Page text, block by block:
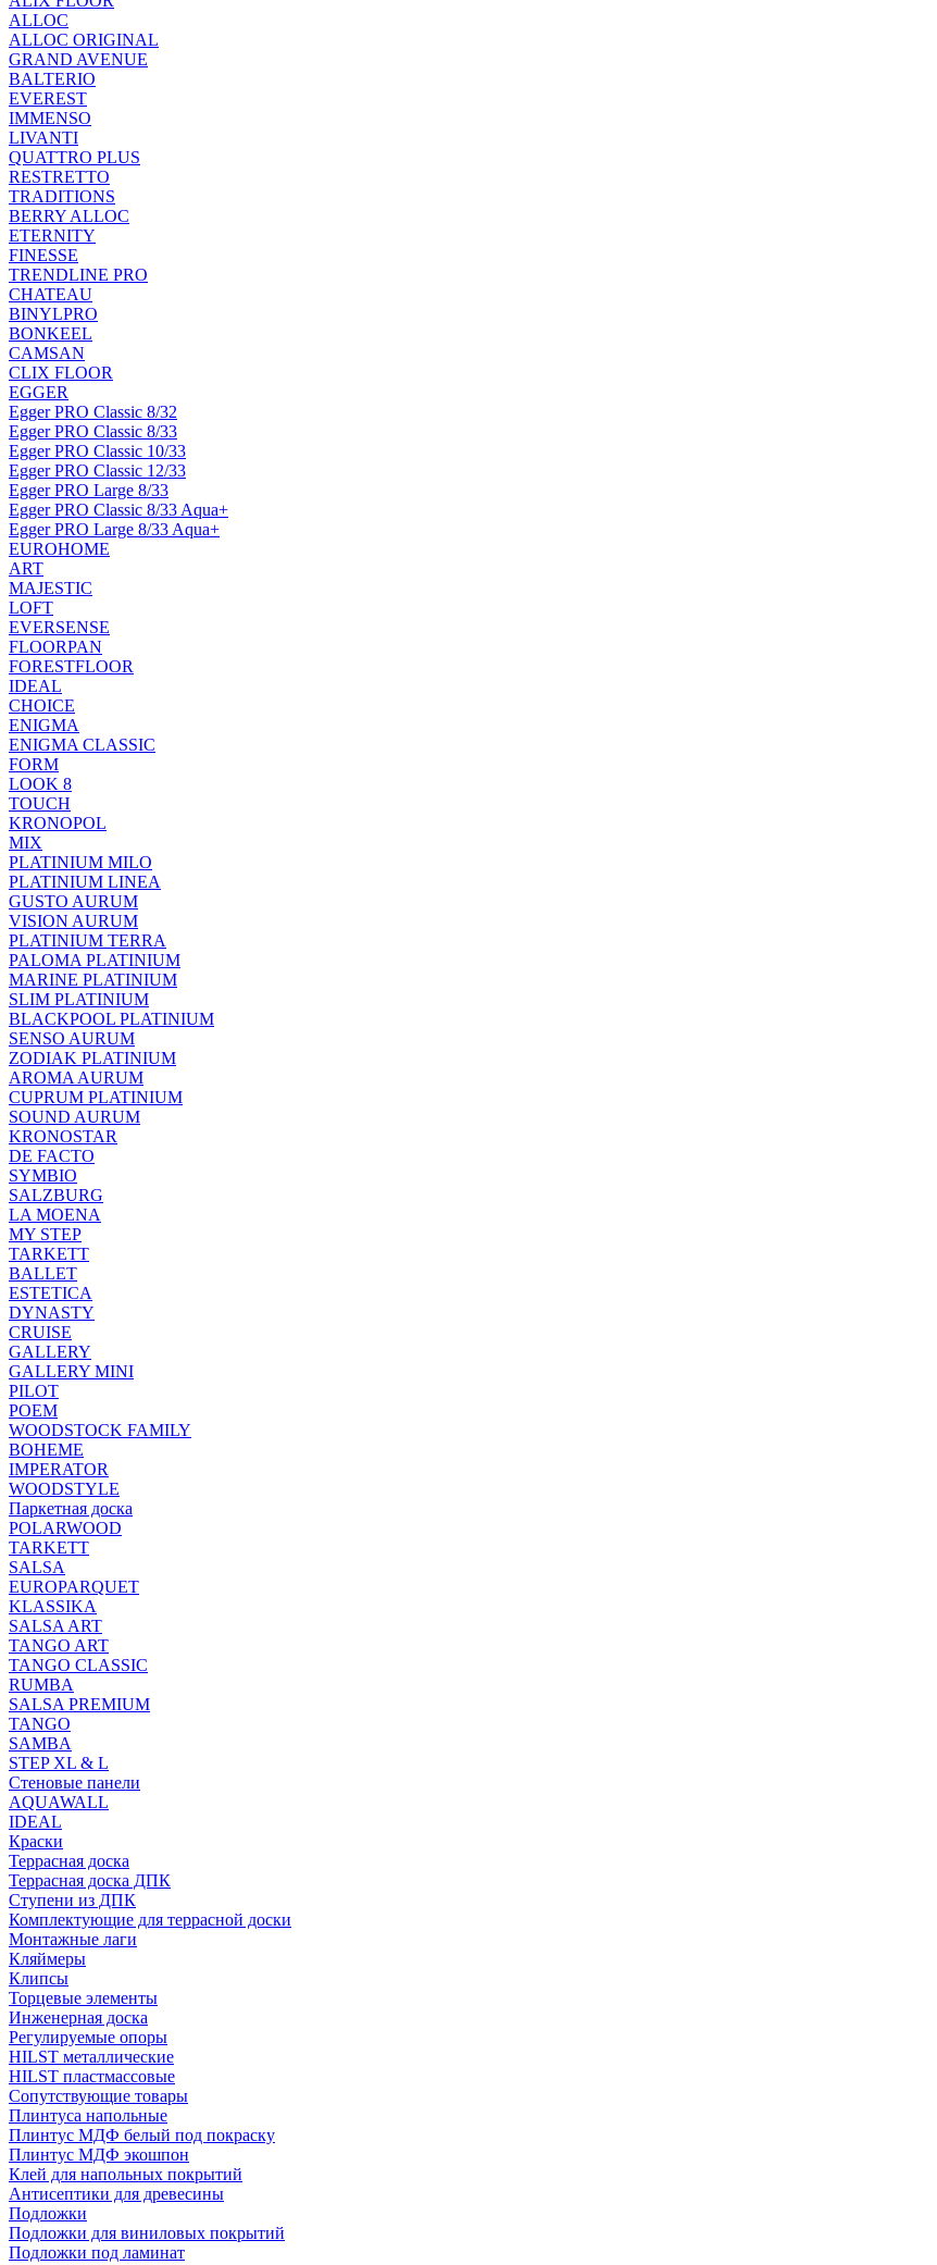
ALLOC
ALLOC ORIGINAL
GRAND AVENUE
BALTERIO
EVEREST
IMMENSO
LIVANTI
QUATTRO PLUS
RESTRETTO
TRADITIONS
BERRY ALLOC
ETERNITY
FINESSE
TRENDLINE PRO
CHATEAU
BINYLPRO
BONKEEL
CAMSAN
CLIX FLOOR
EGGER
Egger PRO Classic 8/32
Egger PRO Classic 8/33
Egger PRO Classic 10/33
Egger PRO Classic 12/33
Egger PRO Large 8/33
Egger PRO Classic 8/33 Aqua+
Egger PRO Large 8/33 Aqua+
EUROHOME
ART
MAJESTIC
LOFT
EVERSENSE
FLOORPAN
FORESTFLOOR
IDEAL
CHOICE
ENIGMA
ENIGMA CLASSIC
FORM
LOOK 8
TOUCH
KRONOPOL
MIX
PLATINIUM MILO
PLATINIUM LINEA
GUSTO AURUM
VISION AURUM
PLATINIUM TERRA
PALOMA PLATINIUM
MARINE PLATINIUM
SLIM PLATINIUM
BLACKPOOL PLATINIUM
SENSO AURUM
ZODIAK PLATINIUM
AROMA AURUM
CUPRUM PLATINIUM
SOUND AURUM
KRONOSTAR
DE FACTO
SYMBIO
SALZBURG
LA MOENA
MY STEP
TARKETT
BALLET
ESTETICA
DYNASTY
CRUISE
GALLERY
GALLERY MINI
PILOT
POEM
WOODSTOCK FAMILY
BOHEME
IMPERATOR
WOODSTYLE
Паркетная доска
POLARWOOD
TARKETT
SALSA
EUROPARQUET
KLASSIKA
SALSA ART
TANGO ART
TANGO CLASSIC
RUMBA
SALSA PREMIUM
TANGO
SAMBA
STEP XL & L
Стеновые панели
AQUAWALL
IDEAL
Краски
Террасная доска
Террасная доска ДПК
Ступени из ДПК
Комплектующие для террасной доски
Монтажные лаги
Кляймеры
Клипсы
Торцевые элементы
Инженерная доска
Регулируемые опоры
HILST металлические
HILST пластмассовые
Сопутствующие товары
Плинтуса напольные
Плинтус МДФ белый под покраску
Плинтус МДФ экошпон
Клей для напольных покрытий
Антисептики для древесины
Подложки
Подложки для виниловых покрытий
Подложки под ламинат